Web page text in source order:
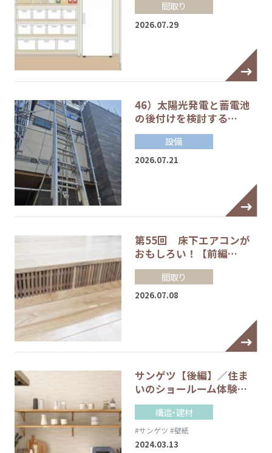
間取り
2026.07.29
46）太陽光発電と蓄電池
の後付けを検討する…
設備
2026.07.21
第55回 床下エアコンが
おもしろい！【前編…
間取り
2026.07.08
サンゲツ【後編】／住ま
いのショールーム体験…
構造・建材
#サンゲツ #壁紙
2024.03.13